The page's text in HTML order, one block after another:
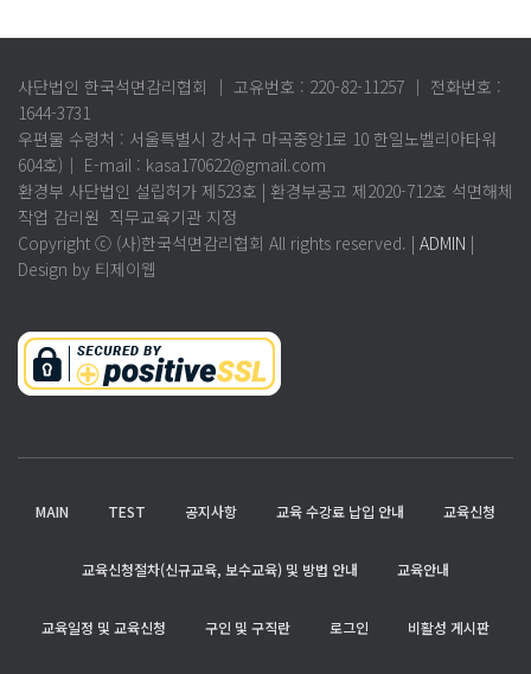
사단법인 한국석면감리협회 │ 고유번호 : 220-82-11257 │ 전화번호 :
1644-3731
우편물 수령처 : 서울특별시 강서구 마곡중앙1로 10 한일노벨리아타워
604호)│ E-mail : kasa170622@gmail.com
환경부 사단법인 설립허가 제523호 | 환경부공고 제2020-712호 석면해체
작업 감리원 직무교육기관 지정
Copyright ⓒ (사)한국석면감리협회 All rights reserved. | ADMIN |
Design by 티제이웹
MAIN TEST 공지사항 교육 수강료 납입 안내 교육신청
교육신청절차(신규교육, 보수교육) 및 방법 안내 교육안내
교육일정 및 교육신청 구인 및 구직란 로그인 비활성 게시판